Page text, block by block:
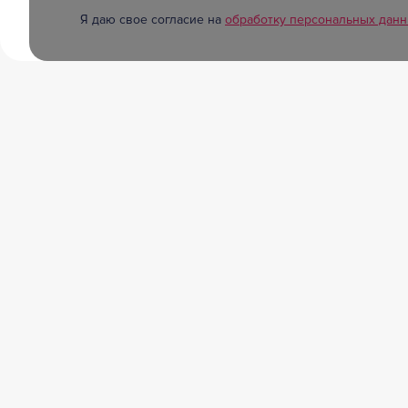
Я даю свое согласие на обработку персональных